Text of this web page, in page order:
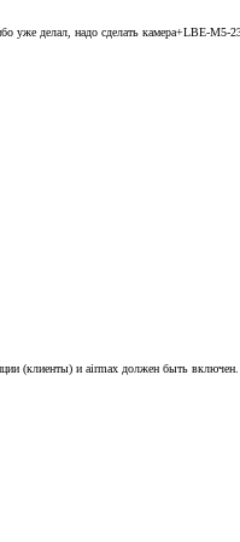
делал, надо сделать камера+LBE-M5-
(клиенты) и airmax должен быть включен.